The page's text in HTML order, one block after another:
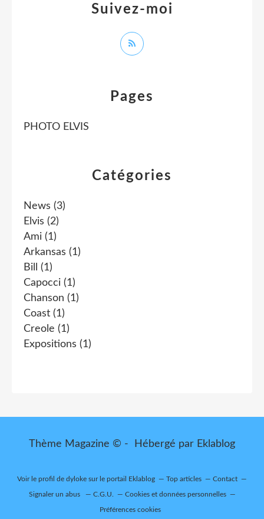
Catégories
News (3)
Elvis (2)
Ami (1)
Arkansas (1)
Bill
(1)
Capocci (1)
Chanson (1)
Coast (1)
Creole (1)
Expositions (1)
Pages
PHOTO ELVIS
Suivez-moi
Thème Magazine © - Hébergé par Eklablog
Voir le profil de dyloke sur le portail Eklablog Top articles Contact
Signaler un abus C.G.U. Cookies et données personnelles
Préférences cookies